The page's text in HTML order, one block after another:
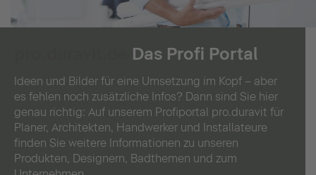
Das Profi Portal
Ideen und Bilder für eine Umsetzung im Kopf – aber
es fehlen noch zusätzliche Infos? Dann sind Sie hier
genau richtig: Auf unserem Profiportal pro.duravit für
Planer, Architekten, Handwerker und Installateure
finden Sie weitere Informationen zu unseren
Produkten, Designern, Badthemen und zum